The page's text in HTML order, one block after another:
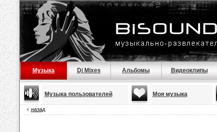
Музыка Dj Mixes Альбомы Видеоклипы
Музыка пользователей Моя музыка
назад